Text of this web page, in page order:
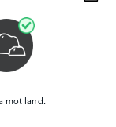
mot land.